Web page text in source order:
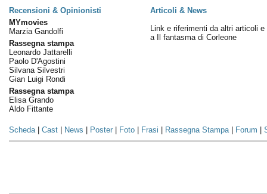
Recensioni & Opinionisti
Articoli & News
MYmovies
Marzia Gandolfi
Rassegna stampa
Leonardo Jattarelli
Paolo D'Agostini
Silvana Silvestri
Gian Luigi Rondi
Rassegna stampa
Elisa Grando
Aldo Fittante
Link e riferimenti da altri articoli e
a Il fantasma di Corleone
Scheda| Cast| News Poster| Foto| Frasi Rassegna Stampa| Forum